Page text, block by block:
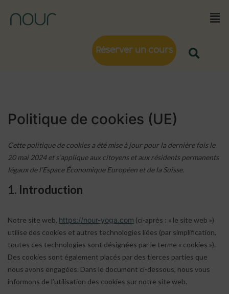
Réserver un cours
Politique de cookies (UE)
Cette politique de cookies a été mise à jour pour la dernière fois le
20 mai 2024 et s’applique aux citoyens et aux résidents permanents
légaux de l’Espace Économique Européen et de la Suisse.
1. Introduction
Notre site web, https://nour-yoga.com (ci-après : « le site web »)
utilise des cookies et autres technologies liées (par simplification,
toutes ces technologies sont désignées par le terme « cookies »).
Des cookies sont également placés par des tierces parties que
nous avons engagées. Dans le document ci-dessous, nous vous
informons de l’utilisation des cookies sur notre site web.